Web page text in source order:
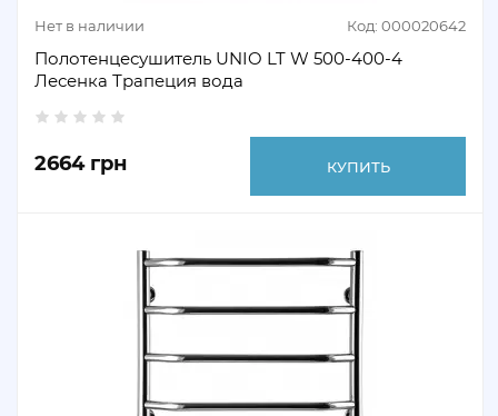
Нет в наличии Код: 000020642
Полотенцесушитель UNIO LT W 500-400-4
Лесенка Трапеция вода
2664 грн КУПИТЬ